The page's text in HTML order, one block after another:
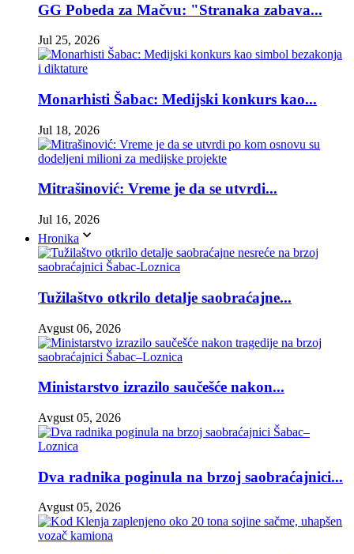
GG Pobeda za Mačvu: "Stranaka zabava...
Jul 25, 2026
Monarhisti Šabac: Medijski konkurs kao...
Jul 18, 2026
Mitrašinović: Vreme je da se utvrdi...
Jul 16, 2026
Hronika
Tužilaštvo otkrilo detalje saobraćajne...
Avgust 06, 2026
Ministarstvo izrazilo saučešće nakon...
Avgust 05, 2026
Dva radnika poginula na brzoj saobraćajnici...
Avgust 05, 2026